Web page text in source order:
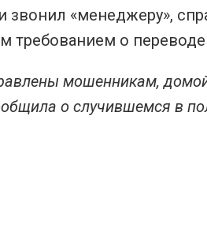
звонил «менеджеру»,
требованием о
мошенникам,
о случившемся в